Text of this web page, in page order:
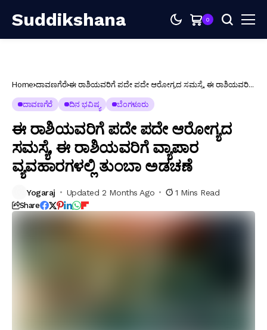
Suddikshana 0
Home ದಾವಣಗೆರೆ ಈ ರಾಶಿಯವರಿಗೆ ಪದೇ ಪದೇ ಆರೋಗ್ಯದ ಸಮಸ್ಯೆ, ಈ ರಾಶಿಯವರಿಗೆ
ದಾವಣಗೆರೆ ದಿನ ಭವಿಷ್ಯ ಬೆಂಗಳೂರು
ಈ ರಾಶಿಯವರಿಗೆ ಪದೇ ಪದೇ ಆರೋಗ್ಯದ
ಸಮಸ್ಯೆ, ಈ ರಾಶಿಯವರಿಗೆ ವ್ಯಾಪಾರ
ವ್ಯವಹಾರಗಳಲ್ಲಿ ತುಂಬಾ ಅಡಚಣೆ
Yogaraj Updated 2 Months Ago 1 Mins Read
Share